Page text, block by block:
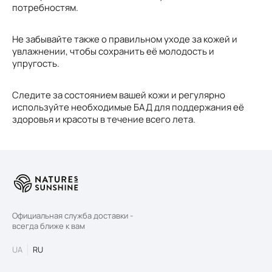
потребностям.
Не забывайте также о правильном уходе за кожей и
увлажнении, чтобы сохранить её молодость и
упругость.
Следите за состоянием вашей кожи и регулярно
используйте необходимые БАД для поддержания её
здоровья и красоты в течение всего лета.
Официальная служба доставки -
всегда ближе к вам
UA RU